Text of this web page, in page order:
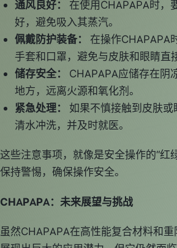
通风良好：
在使用CHAPAPA时，
好，避免吸入其蒸汽。
佩戴防护装备：
在操作CHAPAPA
手套和口罩，避免与皮肤和眼睛直
储存安全：
CHAPAPA应储存在阴
地方，远离火源和氧化剂。
紧急处理：
如果不慎接触到皮肤
清水冲洗，并及时就医。
这些注意事项，就像是安全操作的“红
保持警惕，确保操作安全。
CHAPAPA：未来展望与挑战
虽然CHAPAPA在高性能复合材料和